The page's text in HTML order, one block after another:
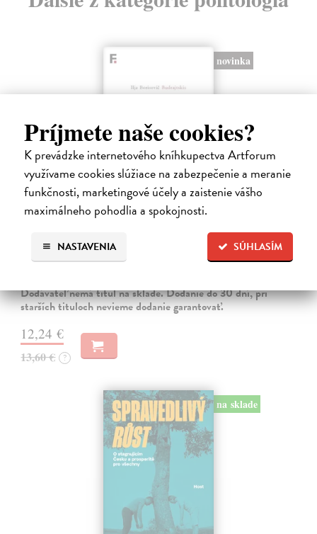
Príjmete naše cookies?
K prevádzke internetového kníhkupectva Artforum
využívame cookies slúžiace na zabezpečenie a meranie
funkčnosti, marketingové účely a zaistenie vášho
maximálneho pohodlia a spokojnosti.
SÚHLASÍM
NASTAVENIA
novinka
Disidenti mezi disidenty
Kniha Ilji Budrajtskise (* 1981) je působivou mozaikou esejů, studií a
úvah, v nichž autor mapuje historii, místo, tradici a roli disidentského
Dodávateľ nemá titul na sklade. Dodanie do 30 dní, pri
starších tituloch nevieme dodanie garantovať.
12,24 €
13,60 € ?
na sklade